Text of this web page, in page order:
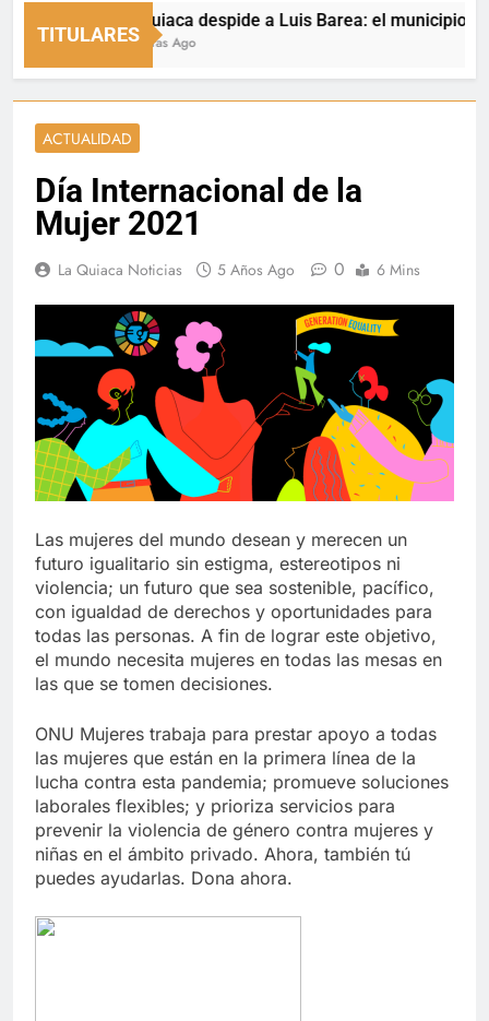
TITULARES
La Quiaca despide a Luis Barea: el municipio
21 Horas Ago
ACTUALIDAD
Día Internacional de la
Mujer 2021
La Quiaca Noticias 5 Años Ago 0 6 Mins
Las mujeres del mundo desean y merecen un
futuro igualitario sin estigma, estereotipos ni
violencia; un futuro que sea sostenible, pacífico,
con igualdad de derechos y oportunidades para
todas las personas. A fin de lograr este objetivo,
el mundo necesita mujeres en todas las mesas en
las que se tomen decisiones.
ONU Mujeres trabaja para prestar apoyo a todas
las mujeres que están en la primera línea de la
lucha contra esta pandemia; promueve soluciones
laborales flexibles; y prioriza servicios para
prevenir la violencia de género contra mujeres y
niñas en el ámbito privado. Ahora, también tú
puedes ayudarlas. Dona ahora.